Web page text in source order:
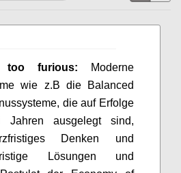
furious: Moderne
wie z.B die Balanced
die auf Erfolge
Jahren ausgelegt sind,
Denken und
Lösungen und